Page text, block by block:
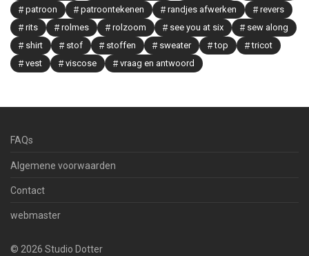
patroon
patroontekenen randjes afwerken
revers
rits
rolmes rolzoom see you at six
sew along
shirt
stof stoffen sweater top
tricot
vest
viscose vraag en antwoord
FAQs
Algemene voorwaarden
Contact
webmaster
© 2026 Studio Dotter